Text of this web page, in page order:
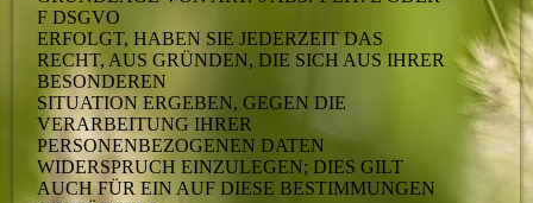
F DSGVO
ERFOLGT, HABEN SIE JEDERZEIT DAS
RECHT, AUS GRÜNDEN, DIE SICH AUS IHRER
BESONDEREN
SITUATION ERGEBEN, GEGEN DIE
VERARBEITUNG IHRER
PERSONENBEZOGENEN DATEN
WIDERSPRUCH EINZULEGEN; DIES GILT
AUCH FÜR EIN AUF DIESE BESTIMMUNGEN